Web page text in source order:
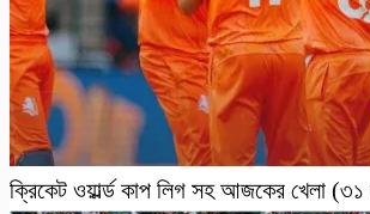
ক্রিকেট ওয়ার্ল্ড কাপ লিগ সহ আজকের খেলা